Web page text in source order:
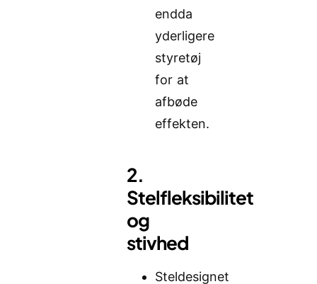
endda
yderligere
styretøj
for at
afbøde
effekten.
2.
Stelfleksibilitet
og
stivhed
Steldesignet